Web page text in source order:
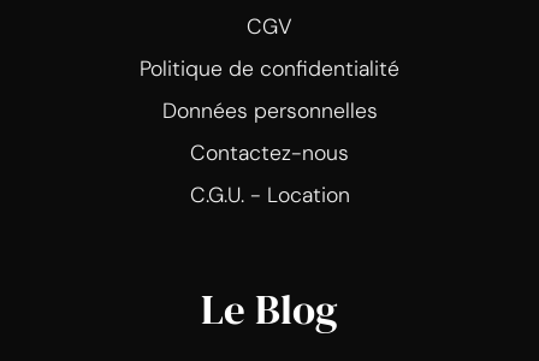
CGV
Politique de confidentialité
Données personnelles
Contactez-nous
C.G.U. - Location
Le Blog